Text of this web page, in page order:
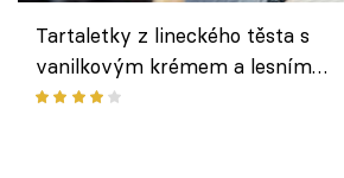
Tartaletky z lineckého těsta s
vanilkovým krémem a lesním
ovocem podle Bread Society